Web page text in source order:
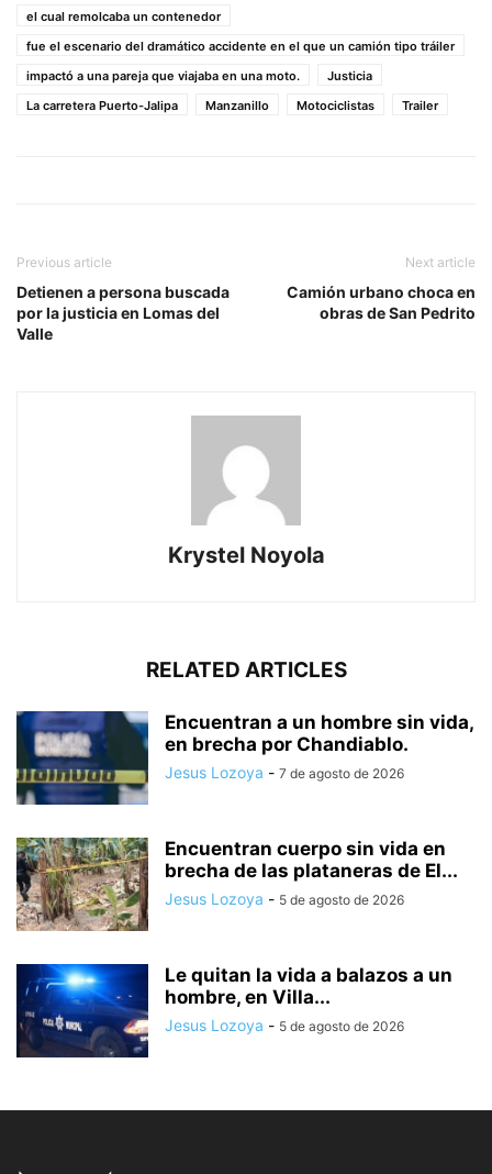
el cual remolcaba un contenedor
fue el escenario del dramático accidente en el que un camión tipo tráiler
impactó a una pareja que viajaba en una moto.
Justicia
La carretera Puerto-Jalipa
Manzanillo Motociclistas Trailer
Previous article
Detienen a persona buscada
por la justicia en Lomas del
Valle
Next article
Camión urbano choca en
obras de San Pedrito
Krystel Noyola
RELATED ARTICLES
Encuentran a un hombre sin vida,
en brecha por Chandiablo.
Jesus Lozoya - 7 de agosto de 2026
Encuentran cuerpo sin vida en
brecha de las plataneras de El...
Jesus Lozoya - 5 de agosto de 2026
Le quitan la vida a balazos a un
hombre, en Villa...
Jesus Lozoya - 5 de agosto de 2026